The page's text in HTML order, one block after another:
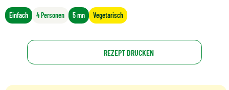
Einfach 4 Personen 5 mn Vegetarisch
REZEPT DRUCKEN